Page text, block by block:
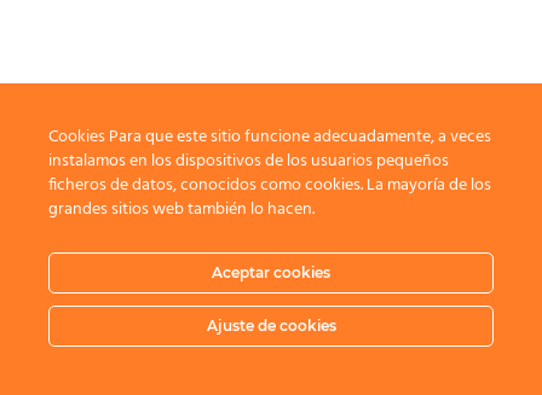
Cookies Para que este sitio funcione adecuadamente, a veces
instalamos en los dispositivos de los usuarios pequeños
ficheros de datos, conocidos como cookies. La mayoría de los
grandes sitios web también lo hacen.
Aceptar cookies
Ajuste de cookies